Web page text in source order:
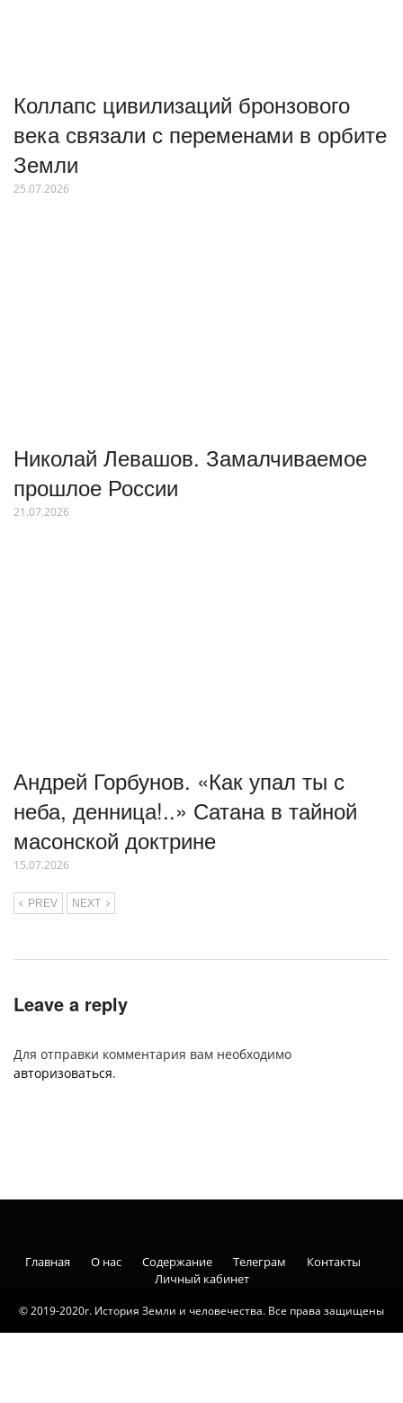
Коллапс цивилизаций бронзового
века связали с переменами в орбите
Земли
25.07.2026
Николай Левашов. Замалчиваемое
прошлое России
21.07.2026
Андрей Горбунов. «Как упал ты с
неба, денница!..» Сатана в тайной
масонской доктрине
15.07.2026
PREV NEXT
Leave a reply
Для отправки комментария вам необходимо
авторизоваться.
© 2019-2020г. История Земли и человечества. Все права защищены
Главная О нас Содержание Телеграм
Контакты
Личный кабинет